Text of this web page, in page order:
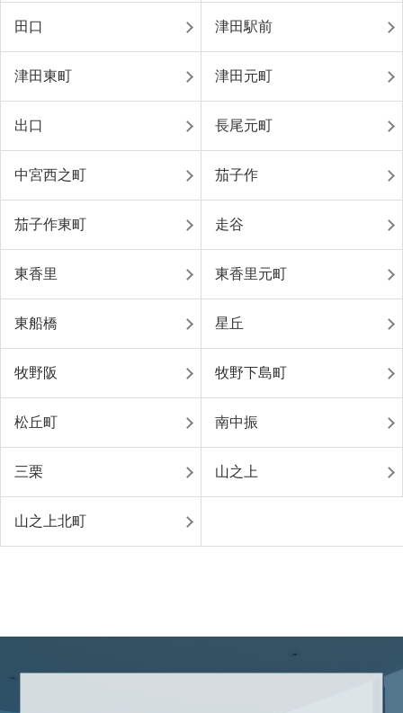
田口 津田駅前
津田東町 津田元町
出口 長尾元町
中宮西之町 茄子作
茄子作東町 走谷
東香里 東香里元町
東船橋 星丘
牧野阪 牧野下島町
松丘町 南中振
三栗 山之上
山之上北町